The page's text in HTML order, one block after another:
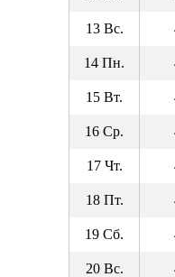
13 Вс.
14 Пн.
15 Вт.
16 Ср.
17 Чт.
18 Пт.
19 Сб.
20 Вс.